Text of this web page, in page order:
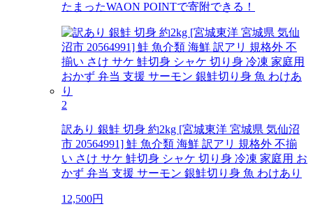
たまったWAON POINTで寄附できる！
2
訳あり 銀鮭 切身 約2kg [宮城東洋 宮城県 気仙沼
市 20564991] 鮭 魚介類 海鮮 訳アリ 規格外 不揃
い さけ サケ 鮭切身 シャケ 切り身 冷凍 家庭用 お
かず 弁当 支援 サーモン 銀鮭切り身 魚 わけあり
12,500円